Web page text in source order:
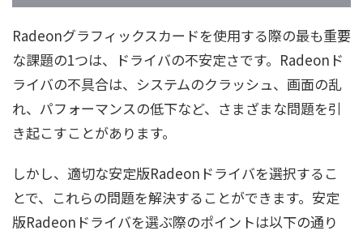
Radeonグラフィックスカードを使用する際の最も重要
な課題の1つは、ドライバの不安定さです。Radeonド
ライバの不具合は、システムのクラッシュ、画面の乱
れ、パフォーマンスの低下など、さまざまな問題を引
き起こすことがあります。
しかし、適切な安定版Radeonドライバを選択するこ
とで、これらの問題を解決することができます。安定
版Radeonドライバを選ぶ際のポイントは以下の通り